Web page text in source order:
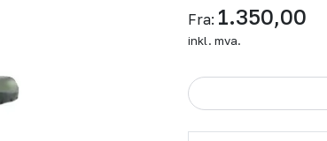
Fra: 1.350,00
inkl. mva.